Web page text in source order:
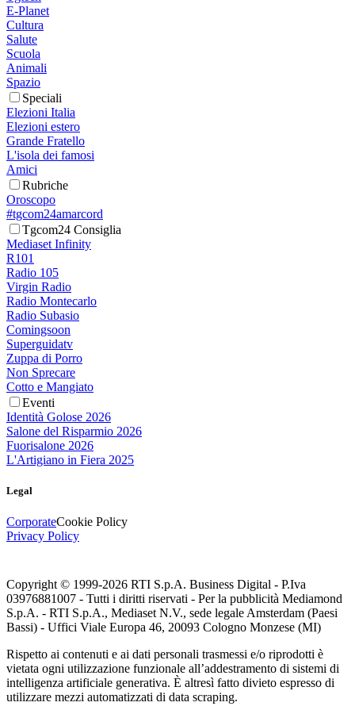
E-Planet
Cultura
Salute
Scuola
Animali
Spazio
Speciali
Elezioni Italia
Elezioni estero
Grande Fratello
L'isola dei famosi
Amici
Rubriche
Oroscopo
#tgcom24amarcord
Tgcom24 Consiglia
Mediaset Infinity
R101
Radio 105
Virgin Radio
Radio Montecarlo
Radio Subasio
Comingsoon
Superguidatv
Zuppa di Porro
Non Sprecare
Cotto e Mangiato
Eventi
Identità Golose 2026
Salone del Risparmio 2026
Fuorisalone 2026
L'Artigiano in Fiera 2025
Legal
CorporateCookie Policy
Privacy Policy
Copyright © 1999-2026 RTI S.p.A. Business Digital - P.Iva
03976881007 - Tutti i diritti riservati - Per la pubblicità Mediamond
S.p.A. - RTI S.p.A., Mediaset N.V., sede legale Amsterdam (Paesi
Bassi) - Uffici Viale Europa 46, 20093 Cologno Monzese (MI)
Rispetto ai contenuti e ai dati personali trasmessi e/o riprodotti è
vietata ogni utilizzazione funzionale all’addestramento di sistemi di
intelligenza artificiale generativa. È altresì fatto divieto espresso di
utilizzare mezzi automatizzati di data scraping.